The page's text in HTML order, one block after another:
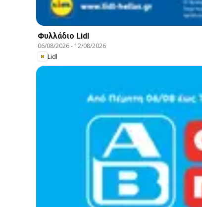
Φυλλάδιο Lidl
06/08/2026- 12/08/2026
Lidl